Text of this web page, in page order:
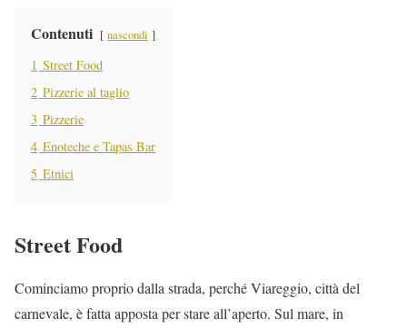
Contenuti nascondi
1 Street Food
2 Pizzerie al taglio
3 Pizzerie
4 Enoteche e Tapas Bar
5 Etnici
Street Food
Cominciamo proprio dalla strada, perché Viareggio, città del
carnevale, è fatta apposta per stare all’aperto. Sul mare, in